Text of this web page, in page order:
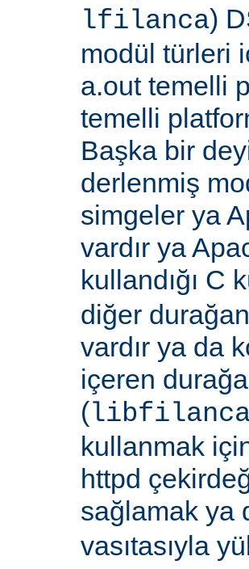
lfilanca)
modül türleri
a.out temelli
temelli
Başka bir
derlenmiş
simgeler ya
vardır ya
kullandığı C
diğer
vardır ya da
içeren
(
kullanmak
httpd
sağlamak ya
vasıtasıyla